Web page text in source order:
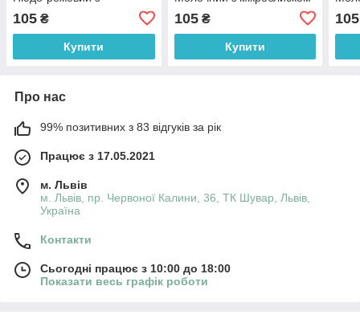
105 ₴
Купити
105₴
Купити
105
Про нас
99% позитивних з 83 відгуків за рік
Працює з 17.05.2021
м. Львів
м. Львів, пр. Червоної Калини, 36, ТК Шувар, Львів,
Україна
Контакти
Сьогодні працює з 10:00 до 18:00
Показати весь графік роботи